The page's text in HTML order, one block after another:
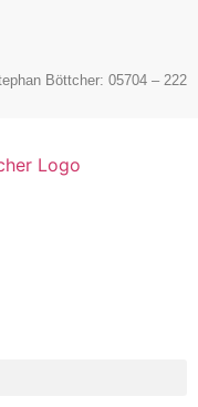
Böttcher: 05704 – 222